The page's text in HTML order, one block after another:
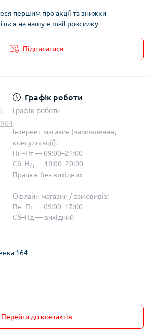
першим про акції та знижки
на нашу e-mail розсилку
Підписатися
Графік роботи
Графік роботи
Інтернет-магазин (замовлення,
консультації):
Пн–Пт — 09:00–21:00
Сб–Нд — 10:00–20:00
Працює без вихідних
Офлайн магазин / самовивіз:
Пн–Пт — 09:00–17:00
Сб–Нд — вихідний
164
Перейти до контактів